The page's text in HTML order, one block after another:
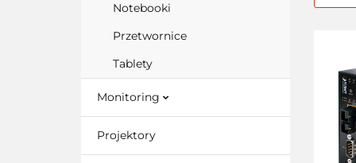
Notebooki
Przetwornice
Tablety
Monitoring
Projektory